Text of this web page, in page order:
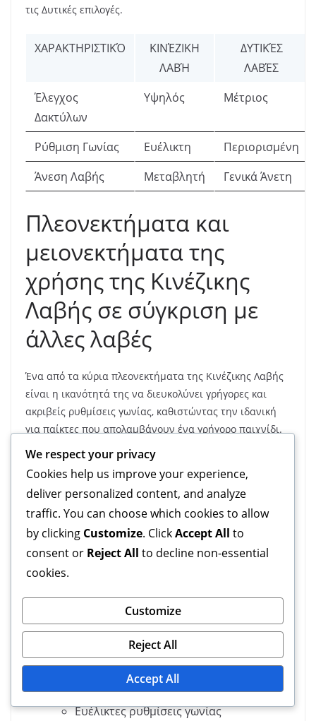
τις Δυτικές επιλογές.
ΧΑΡΑΚΤΗΡΙΣΤΙΚΌ
ΚΙΝΈΖΙΚΗ
ΛΑΒΉ
ΔΥΤΙΚΈΣ
ΛΑΒΈΣ
Έλεγχος
Δακτύλων
Υψηλός Μέτριος
Ρύθμιση Γωνίας Ευέλικτη
Περιορισμένη
Άνεση Λαβής
Μεταβλητή Γενικά Άνετη
Πλεονεκτήματα και
μειονεκτήματα της
χρήσης της Κινέζικης
Λαβής σε σύγκριση με
άλλες λαβές
Ένα από τα κύρια πλεονεκτήματα της Κινέζικης Λαβής
είναι η ικανότητά της να διευκολύνει γρήγορες και
ακριβείς ρυθμίσεις γωνίας, καθιστώντας την ιδανική
για παίκτες που απολαμβάνουν ένα γρήγορο παιχνίδι.
Επιπλέον, η λαβή επιτρέπει εξαιρετικό έλεγχο των
δακτύλων, γεγονός που μπορεί να οδηγήσει σε πιο
περίπλοκες κινήσεις και στροφές.
Ωστόσο, η Κινέζικη Λαβή μπορεί να μην είναι τόσο
άνετη για όλους τους παίκτες, ιδιαίτερα για εκείνους
που είναι συνηθισμένοι στις Δυτικές λαβές. Ορισμένοι
χρήστες αναφέρουν ότι η θέση των δακτύλων μπορεί
παρατεταμένου παιχνιδιού, καθιστώντας απαραίτητο
να ληφθεί υπόψη η προσωπική άνεση κατά την επιλογή
Πλεονεκτήματα:
Ενισχυμένος έλεγχος δακτύλων
Ευέλικτες ρυθμίσεις γωνίας
We respect your privacy
Cookies help us improve your experience,
deliver personalized content, and analyze
traffic. You can choose which cookies to allow
by clicking Customize. ClickAccept All to
consent or Reject All to decline non-essential
cookies.
Customize
Reject All
Accept All